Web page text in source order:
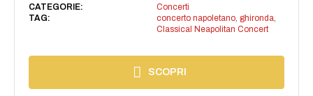
CATEGORIE:
Concerti
TAG:
concerto napoletano, ghironda
Classical Neapolitan Concert
SCOPRI